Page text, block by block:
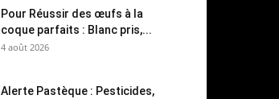
Pour Réussir des œufs à la
coque parfaits : Blanc pris,...
4 août 2026
Alerte Pastèque : Pesticides,